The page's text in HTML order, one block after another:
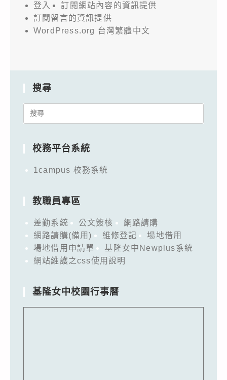
登入
訂閱網站內容的資訊提供
訂閱留言的資訊提供
WordPress.org 台灣繁體中文
搜尋
Search
校務平台系統
1campus 校務系統
教職員專區
差勤系統 公文簽核
網路請購
網路請購(備用)
維修登記
場地借用
場地借用申請單
基隆女中Newplus系統
網站維護之css使用說明
基隆女中校園行事曆